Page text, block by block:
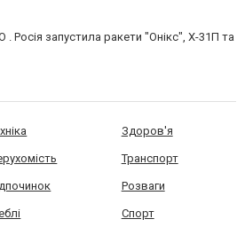
Росія запустила ракети "Онікс", Х-31П та
Здоров'я
Транспорт
Розваги
Спорт